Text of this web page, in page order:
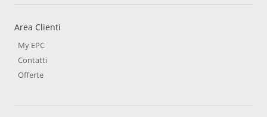
Area Clienti
My EPC
Contatti
Offerte